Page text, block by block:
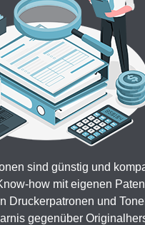
sind günstig und
how mit eigenen
Druckerpatronen und
gegenüber